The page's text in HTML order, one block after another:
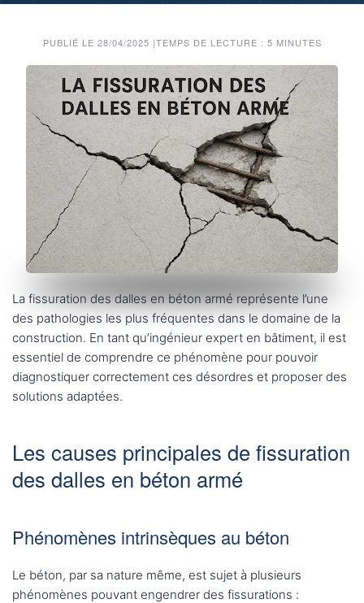
PUBLIÉ LE 28/04/2025 |TEMPS DE LECTURE : 5 MINUTES
La fissuration des dalles en béton armé représente l’une
des pathologies les plus fréquentes dans le domaine de la
construction. En tant qu’ingénieur expert en bâtiment, il est
essentiel de comprendre ce phénomène pour pouvoir
diagnostiquer correctement ces désordres et proposer des
solutions adaptées.
Les causes principales de fissuration
des dalles en béton armé
Phénomènes intrinsèques au béton
Le béton, par sa nature même, est sujet à plusieurs
phénomènes pouvant engendrer des fissurations :